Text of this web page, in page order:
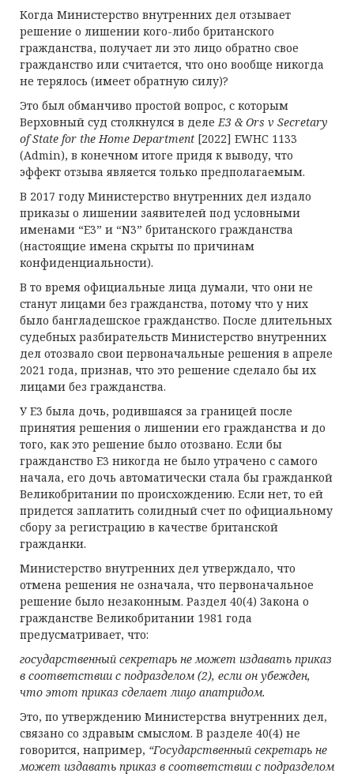
Когда Министерство внутренних дел отзывает
решение о лишении кого-либо британского
гражданства, получает ли это лицо обратно свое
гражданство или считается, что оно вообще никогда
не терялось (имеет обратную силу)?
Это был обманчиво простой вопрос, с которым
Верховный суд столкнулся в делеE3 &Ors v Secretary
of State for the Home Department [2022] EWHC 1133
(Admin), в конечном итоге придя к выводу, что
эффект отзыва является только предполагаемым.
В 2017 году Министерство внутренних дел издало
приказы о лишении заявителей под условными
именами “E3” и “N3” британского гражданства
(настоящие имена скрыты по причинам
конфиденциальности).
В то время официальные лица думали, что они не
станут лицами без гражданства, потому что у них
было бангладешское гражданство. После длительных
судебных разбирательств Министерство внутренних
дел отозвало свои первоначальные решения в апреле
2021 года, признав, что это решение сделало бы их
лицами без гражданства.
У E3 была дочь, родившаяся за границей после
принятия решения о лишении его гражданства и до
того, как это решение было отозвано. Если бы
гражданство E3 никогда не было утрачено с самого
начала, его дочь автоматически стала бы гражданкой
Великобритании по происхождению. Если нет, то ей
придется заплатить солидный счет по официальному
сбору за регистрацию в качестве британской
гражданки.
Министерство внутренних дел утверждало, что
отмена решения не означала, что первоначальное
решение было незаконным. Раздел 40(4) Закона о
гражданстве Великобритании 1981 года
предусматривает, что:
государственный секретарь не может издавать приказ
в соответствии с подразделом (2), если он убежден,
что этот приказ сделает лицо апатридом.
Это, по утверждению Министерства внутренних дел,
связано со здравым смыслом. В разделе 40(4) не
говорится, например, “Государственный секретарь не
может издавать приказ в соответствии с подразделом